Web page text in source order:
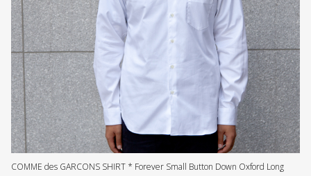
COMME des GARCONS SHIRT * Forever Small Button Down Oxford Long